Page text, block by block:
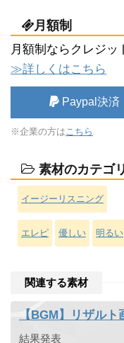
月額制
月額制ならクレジッ
≫詳しくはこちら
Paypal決済
※企業の方は こちら
素材のカテゴリ
イージーリスニング
エレピ 優しい 明るい
関連する素材
【BGM】リザルト
結果発表